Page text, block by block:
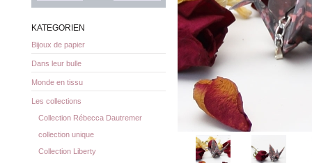
KATEGORIEN
Bijoux de papier
Dans leur bulle
Monde en tissu
Les collections
Collection Rébecca Dautremer
collection unique
Collection Liberty